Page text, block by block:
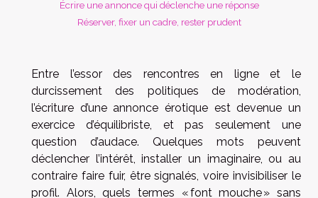
Écrire une annonce qui déclenche une réponse
Réserver, fixer un cadre, rester prudent
Entre l’essor des rencontres en ligne et le
durcissement des politiques de modération,
l’écriture d’une annonce érotique est devenue un
exercice d’équilibriste, et pas seulement une
question d’audace. Quelques mots peuvent
déclencher l’intérêt, installer un imaginaire, ou au
contraire faire fuir, être signalés, voire invisibiliser le
profil. Alors, quels termes « font mouche » sans